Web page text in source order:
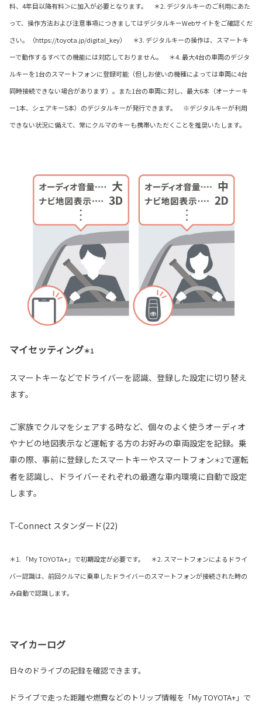
料、4年目以降有料＞に加入が必要となります。 ＊2. デジタルキーのご利用にあた
って、操作方法および注意事項につきましてはデジタルキーWebサイトをご確認くだ
さい。（https://toyota.jp/digital_key） ＊3. デジタルキーの操作は、スマートキ
ーで動作するすべての機能には対応しておりません。 ＊4. 最大4台の車両のデジタ
ルキーを1台のスマートフォンに登録可能（但しお使いの機種によっては車両に4台
同時接続できない場合があります）。また1台の車両に対し、最大6本（オーナーキ
ー1本、シェアキー5本）のデジタルキーが発行できます。 ※デジタルキーが利用
できない状況に備えて、常にクルマのキーも携帯いただくことを推奨いたします。
マイセッティング＊1
スマートキーなどでドライバーを認識、登録した設定に切り替え
ます。
ご家族でクルマをシェアする時など、個々のよく使うオーディオ
やナビの地図表示など運転する方のお好みの車両設定を記録。乗
車の際、事前に登録したスマートキーやスマートフォン＊2で運転
者を認識し、ドライバーそれぞれの最適な車内環境に自動で設定
します。
T-Connect スタンダード(22)
＊1. 「My TOYOTA+」で初期設定が必要です。 ＊2. スマートフォンによるドライ
バー認識は、前回クルマに乗車したドライバーのスマートフォンが接続された時の
み自動で認識します。
マイカーログ
日々のドライブの記録を確認できます。
ドライブで走った距離や燃費などのトリップ情報を「My TOYOTA+」で